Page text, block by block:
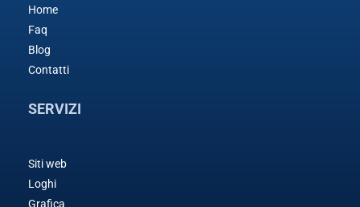
Home
Faq
Blog
Contatti
SERVIZI
Siti web
Loghi
Grafica